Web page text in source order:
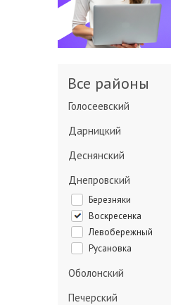
Все районы
Голосеевский
Дарницкий
Деснянский
Днепровский
Березняки
Воскресенка
Левобережный
Русановка
Оболонский
Печерский